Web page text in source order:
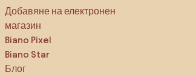
Добавяне на електронен
магазин
Biano Pixel
Biano Star
Блог